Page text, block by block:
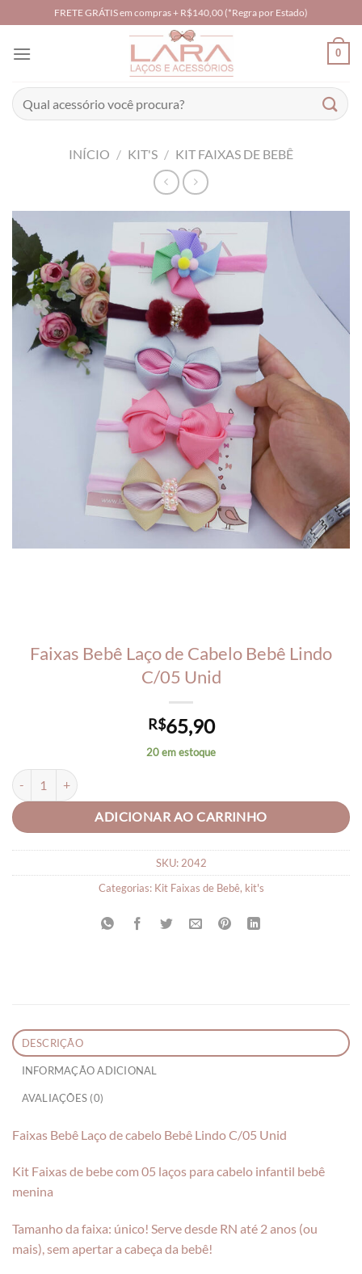
to
content
FRETE GRÁTIS em compras + R$140,00 (*Regra por Estado)
0
Pesquisar
por:
INÍCIO / KIT'S / KIT FAIXAS DE BEBÊ
Faixas Bebê Laço de Cabelo Bebê Lindo
C/05 Unid
R$65,90
20 em estoque
Faixas Bebê Laço de Cabelo Bebê Lindo C/05 Unid quantidade
ADICIONAR AO CARRINHO
SKU: 2042
Categorias: Kit Faixas de Bebê, kit's
DESCRIÇÃO
INFORMAÇÃO ADICIONAL
AVALIAÇÕES (0)
Faixas Bebê Laço de cabelo Bebê Lindo C/05 Unid
Kit Faixas de bebe com 05 laços para cabelo infantil bebê
menina
Tamanho da faixa: único! Serve desde RN até 2 anos (ou
mais), sem apertar a cabeça da bebê!